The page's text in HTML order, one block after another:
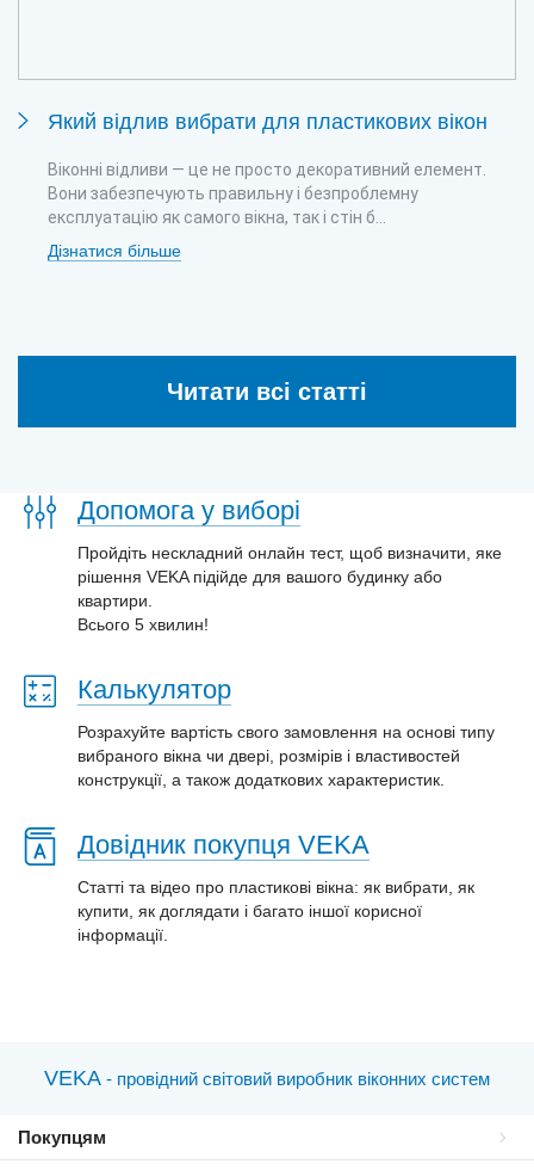
Який відлив вибрати для пластикових вікон
Віконні відливи — це не просто декоративний елемент.
Вони забезпечують правильну і безпроблемну
експлуатацію як самого вікна, так і стін б...
Дізнатися більше
Читати всі статті
Допомога у виборі
Пройдіть нескладний онлайн тест, щоб визначити, яке
рішення VEKA підійде для вашого будинку або
квартири.
Всього 5 хвилин!
Калькулятор
Розрахуйте вартість свого замовлення на основі типу
вибраного вікна чи двері, розмірів і властивостей
конструкції, а також додаткових характеристик.
Довідник покупця VEKA
Статті та відео про пластиковi вікна: як вибрати, як
купити, як доглядати і багато іншої корисної
інформації.
VEKA - провідний світовий виробник віконних систем
Покупцям